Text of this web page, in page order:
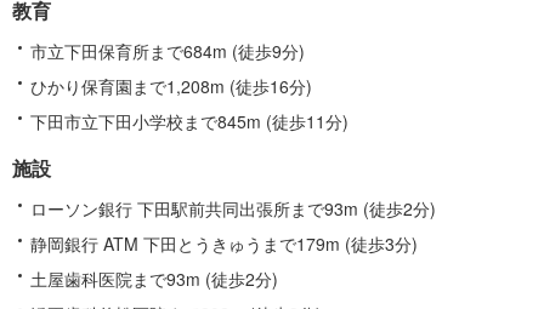
教育
市立下田保育所まで684m (徒歩9分)
ひかり保育園まで1,208m (徒歩16分)
下田市立下田小学校まで845m (徒歩11分)
施設
ローソン銀行 下田駅前共同出張所まで93m (徒歩2分)
静岡銀行 ATM 下田とうきゅうまで179m (徒歩3分)
土屋歯科医院まで93m (徒歩2分)